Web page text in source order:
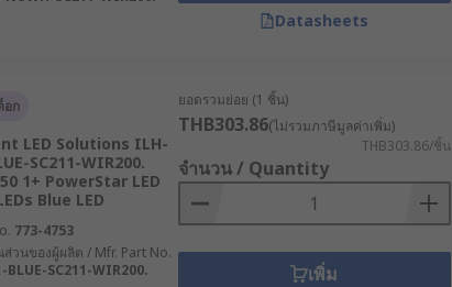
Datasheets
อก
LED Solutions ILH-
SC211-WIR200.
1+ PowerStar LED
Blue LED
773-4753
วนของผู้ผลิต / Mfr. Part No.
BLUE-SC211-WIR200.
ยอดรวมย่อย (1 ชิ้น)
THB303.86(ไม่รวมภาษีมูลค่าเพิ่ม)
THB303.86/ชิ้น
จำนวน / Quantity
เพิ่ม